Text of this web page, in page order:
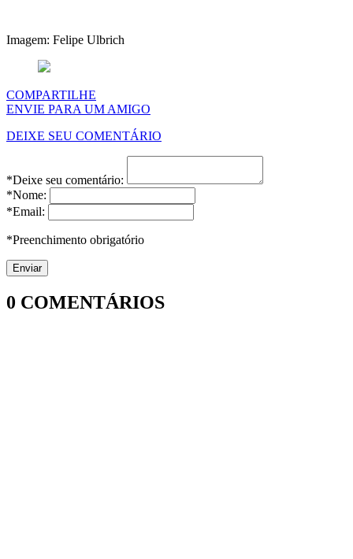
Imagem: Felipe Ulbrich
COMPARTILHE
ENVIE PARA UM AMIGO
DEIXE SEU COMENTÁRIO
*Deixe seu comentário:
*Nome:
*Email:
*Preenchimento obrigatório
0 COMENTÁRIOS